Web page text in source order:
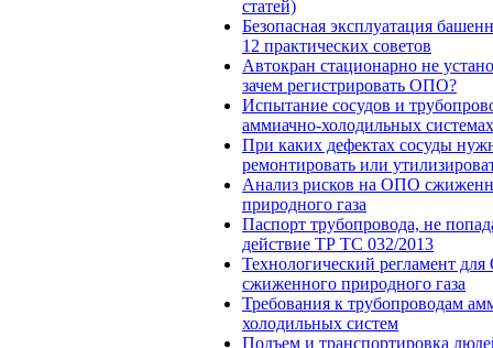
статей)
Безопасная эксплуатация
12 практических советов
Автокран стационарно не
зачем регистрировать ОПО?
Испытание сосудов и
аммиачно-холодильных системах
При каких дефектах сосуды
ремонтировать или
Анализ рисков на ОПО
природного газа
Паспорт трубопровода, не
действие ТР ТС 032/2013
Технологический регламент
сжиженного природного газа
Требования к трубопроводам
холодильных систем
Подъем и транспортировка